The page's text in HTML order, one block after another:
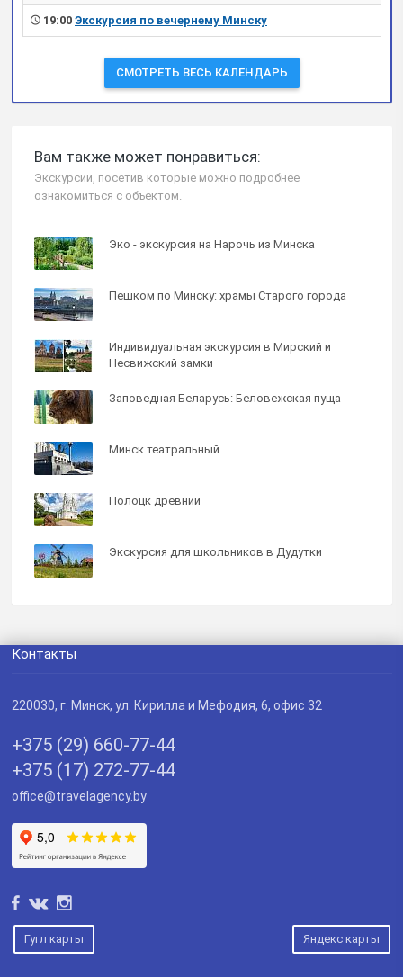
19:00 Экскурсия по вечернему Минску
СМОТРЕТЬ ВЕСЬ КАЛЕНДАРЬ
Вам также может понравиться:
Экскурсии, посетив которые можно подробнее
ознакомиться с объектом.
Эко - экскурсия на Нарочь из Минска
Пешком по Минску: храмы Старого города
Индивидуальная экскурсия в Мирский и
Несвижский замки
Заповедная Беларусь: Беловежская пуща
Минск театральный
Полоцк древний
Экскурсия для школьников в Дудутки
Контакты
220030, г. Минск, ул. Кирилла и Мефодия, 6, офис 32
+375 (29) 660-77-44
+375 (17) 272-77-44
office@travelagency.by
Гугл карты Яндекс карты